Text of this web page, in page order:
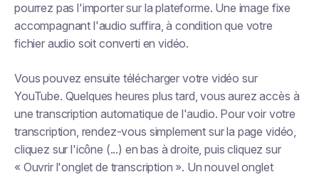
pourrez pas l'importer sur la plateforme. Une image fixe
accompagnant l'audio suffira, à condition que votre
fichier audio soit converti en vidéo.
Vous pouvez ensuite télécharger votre vidéo sur
YouTube. Quelques heures plus tard, vous aurez accès à
une transcription automatique de l'audio. Pour voir votre
transcription, rendez-vous simplement sur la page vidéo,
cliquez sur l'icône (...) en bas à droite, puis cliquez sur
« Ouvrir l'onglet de transcription ». Un nouvel onglet